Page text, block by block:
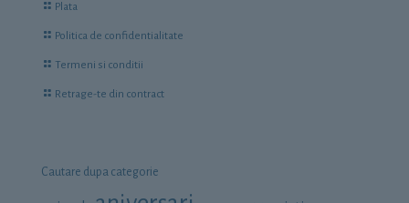
Plata
Politica de confidentialitate
Termeni si conditii
Retrage-te din contract
Cautare dupa categorie